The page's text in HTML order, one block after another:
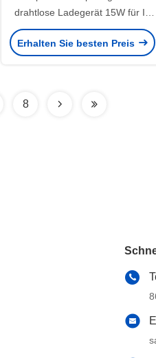
drahtlose Ladegerät 15W für Ip
12 HUAWEI XIAOMI
Erhalten Sie besten Preis
8